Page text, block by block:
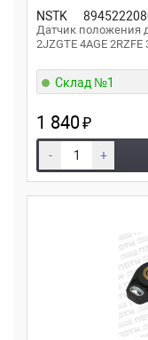
NSTK
Датчик положения
2JZGTE 4AGE 2RZFE
Склад №1
1 840₽
- +